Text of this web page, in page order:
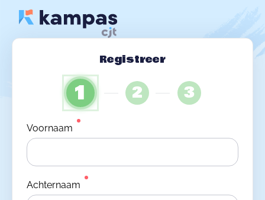
Registreer
1 2 3
Voornaam
Achternaam